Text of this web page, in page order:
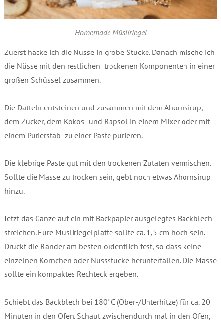
Homemade Müsliriegel
Zuerst hacke ich die Nüsse in grobe Stücke. Danach mische ich
die Nüsse mit den restlichen trockenen Komponenten in einer
großen Schüssel zusammen.
Die Datteln entsteinen und zusammen mit dem Ahornsirup,
dem Zucker, dem Kokos- und Rapsöl in einem Mixer oder mit
einem Pürierstab zu einer Paste pürieren.
Die klebrige Paste gut mit den trockenen Zutaten vermischen.
Sollte die Masse zu trocken sein, gebt noch etwas Ahornsirup
hinzu.
Jetzt das Ganze auf ein mit Backpapier ausgelegtes Backblech
streichen. Eure Müsliriegelplatte sollte ca. 1,5 cm hoch sein.
Drückt die Ränder am besten ordentlich fest, so dass keine
einzelnen Körnchen oder Nussstücke herunterfallen. Die Masse
sollte ein kompaktes Rechteck ergeben.
Schiebt das Backblech bei 180°C (Ober-/Unterhitze) für ca. 20
Minuten in den Ofen. Schaut zwischendurch mal in den Ofen,